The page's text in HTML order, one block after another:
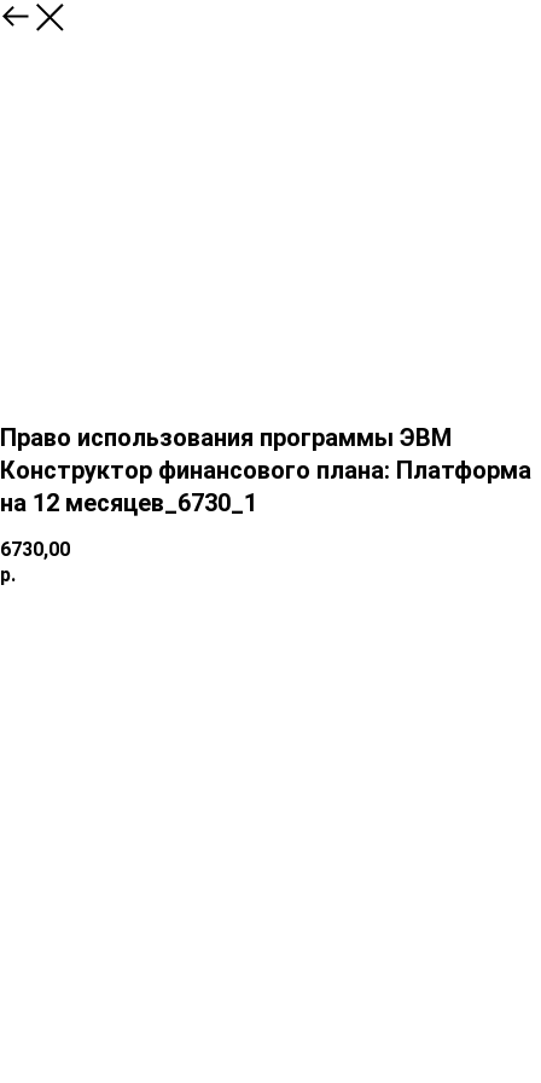
Право использования программы ЭВМ
Конструктор финансового плана: Платформа
на 12 месяцев_6730_1
6730,00
р.